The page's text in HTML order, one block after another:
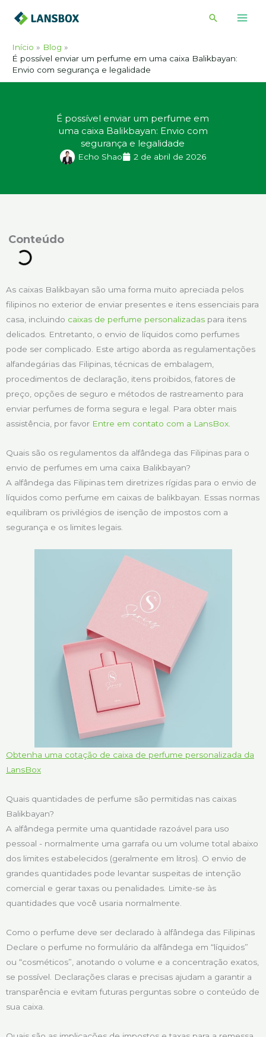
para
conteúdo
Pesquisar
Início
Blog
É possível enviar um perfume em uma caixa Balikbayan:
Envio com segurança e legalidade
É possível enviar um perfume em
uma caixa Balikbayan: Envio com
segurança e legalidade
Echo Shao 2 de abril de 2026
As caixas Balikbayan são uma forma muito apreciada pelos
filipinos no exterior de enviar presentes e itens essenciais para
casa, incluindo caixas de perfume personalizadas para itens
delicados. Entretanto, o envio de líquidos como perfumes
pode ser complicado. Este artigo aborda as regulamentações
alfandegárias das Filipinas, técnicas de embalagem,
procedimentos de declaração, itens proibidos, fatores de
preço, opções de seguro e métodos de rastreamento para
enviar perfumes de forma segura e legal. Para obter mais
assistência, por favor Entre em contato com a LansBox
Quais são os regulamentos da alfândega das Filipinas para o
envio de perfumes em uma caixa Balikbayan?
A alfândega das Filipinas tem diretrizes rígidas para o envio de
líquidos como perfume em caixas de balikbayan. Essas normas
equilibram os privilégios de isenção de impostos com a
segurança e os limites legais.
Obtenha uma cotação de caixa de perfume personalizada da
LansBox
Quais quantidades de perfume são permitidas nas caixas
Balikbayan?
A alfândega permite uma quantidade razoável para uso
pessoal - normalmente uma garrafa ou um volume total abaixo
dos limites estabelecidos (geralmente em litros). O envio de
grandes quantidades pode levantar suspeitas de intenção
comercial e gerar taxas ou penalidades. Limite-se às
quantidades que você usaria normalmente.
Como o perfume deve ser declarado à alfândega das Filipinas
Declare o perfume no formulário da alfândega em “líquidos”
ou “cosméticos”, anotando o volume e a concentração exatos,
se possível. Declarações claras e precisas ajudam a garantir a
transparência e evitam futuras perguntas sobre o conteúdo de
sua caixa.